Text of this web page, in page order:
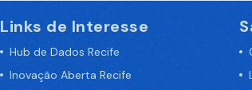
Links de Interesse
Hub de Dados Recife
Inovação Aberta Recife